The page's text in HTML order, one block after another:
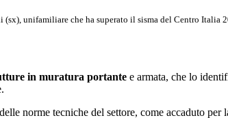
unifamiliare che ha superato il sisma del Centro Italia
in muratura portante e armata, che lo
norme tecniche del settore, come accaduto per